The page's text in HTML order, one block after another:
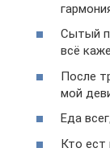
Сытый
всё
После
мой
Еда
Кто ест